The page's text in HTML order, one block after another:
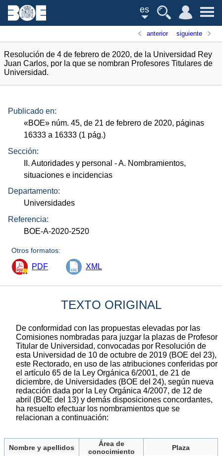
es
anterior siguiente
Resolución de 4 de febrero de 2020, de la Universidad Rey
Juan Carlos, por la que se nombran Profesores Titulares de
Universidad.
Publicado en:
«BOE» núm. 45, de 21 de febrero de 2020, páginas
16333 a 16333 (1 pág.)
Sección:
II. Autoridades y personal - A. Nombramientos,
situaciones e incidencias
Departamento:
Universidades
Referencia:
BOE-A-2020-2520
Otros formatos:
PDF XML
TEXTO ORIGINAL
De conformidad con las propuestas elevadas por las
Comisiones nombradas para juzgar la plazas de Profesor
Titular de Universidad, convocadas por Resolución de
esta Universidad de 10 de octubre de 2019 (BOE del 23),
este Rectorado, en uso de las atribuciones conferidas por
el artículo 65 de la Ley Orgánica 6/2001, de 21 de
diciembre, de Universidades (BOE del 24), según nueva
redacción dada por la Ley Orgánica 4/2007, de 12 de
abril (BOE del 13) y demás disposiciones concordantes,
ha resuelto efectuar los nombramientos que se
relacionan a continuación:
Nombre y apellidos
Área de
conocimiento
Plaza